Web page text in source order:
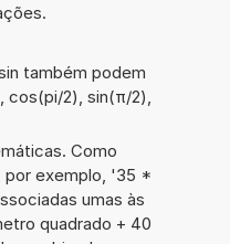
também podem
cos(pi/2), sin(π/2),
Como
por exemplo, '35 *
umas às
quadrado + 40